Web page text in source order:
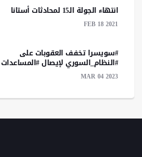
انتهاء الجولة الـ15 لمحادثات أستانا
FEB 18 2021
#سويسرا تخفف العقوبات على
#النظام_السوري لإيصال #المساعدات
MAR 04 2023